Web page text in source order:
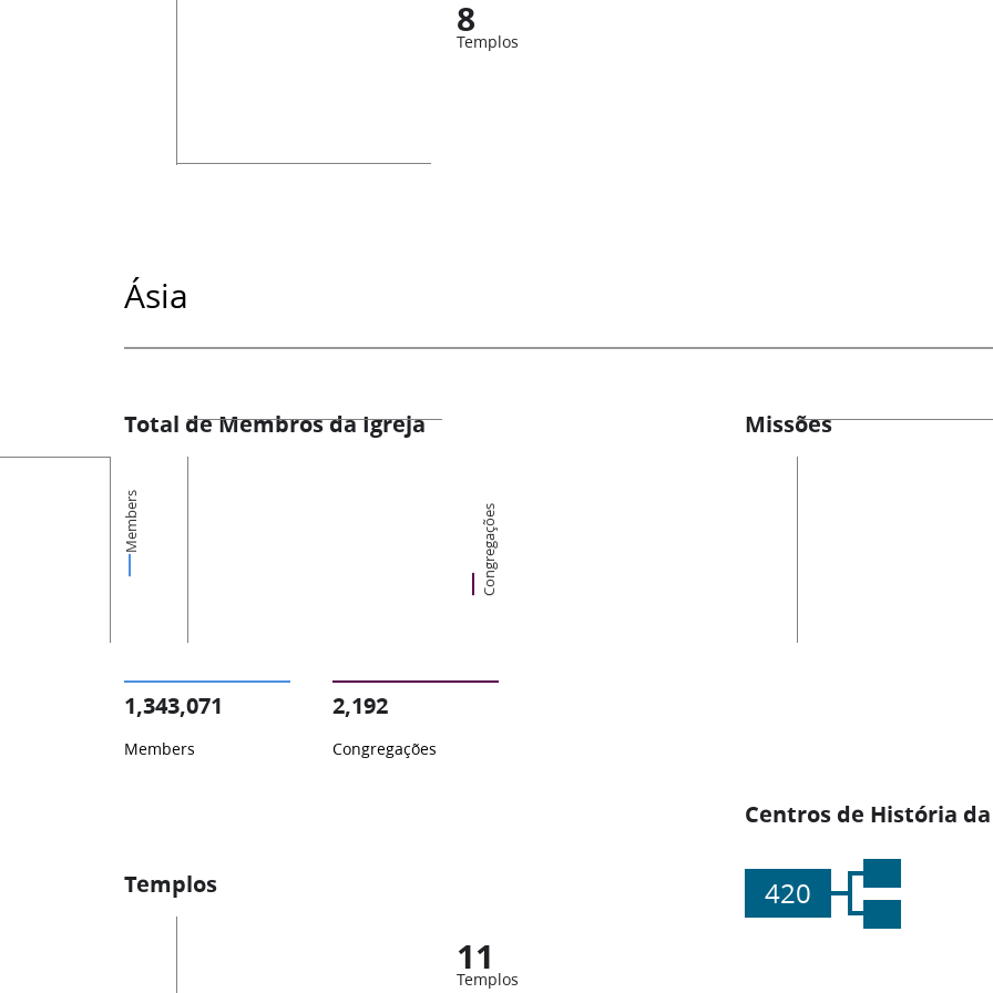
8
Templos
Ásia
Total de Membros da Igreja
Members Congregações
1,343,071
Members
2,192
Congregações
Missões
Centros de História
420
Templos
11
Templos